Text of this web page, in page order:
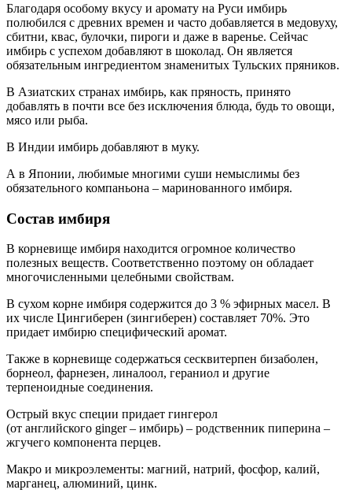
Благодаря особому вкусу и аромату на Руси имбирь
полюбился с древних времен и часто добавляется в медовуху,
сбитни, квас, булочки, пироги и даже в варенье. Сейчас
имбирь с успехом добавляют в шоколад. Он является
обязательным ингредиентом знаменитых Тульских пряников.
В Азиатских странах имбирь, как пряность, принято
добавлять в почти все без исключения блюда, будь то овощи,
мясо или рыба.
В Индии имбирь добавляют в муку.
А в Японии, любимые многими суши немыслимы без
обязательного компаньона – маринованного имбиря.
Состав имбиря
В корневище имбиря находится огромное количество
полезных веществ. Соответственно поэтому он обладает
многочисленными целебными свойствам.
В сухом корне имбиря содержится до 3 % эфирных масел. В
их числе Цингиберен (зингиберен) составляет 70%. Это
придает имбирю специфический аромат.
Также в корневище содержаться сесквитерпен бизаболен,
борнеол, фарнезен, линалоол, гераниол и другие
терпеноидные соединения.
Острый вкус специи придает гингерол
(от английского ginger – имбирь) – родственник пиперина –
жгучего компонента перцев.
Макро и микроэлементы: магний, натрий, фосфор, калий,
марганец, алюминий, цинк.